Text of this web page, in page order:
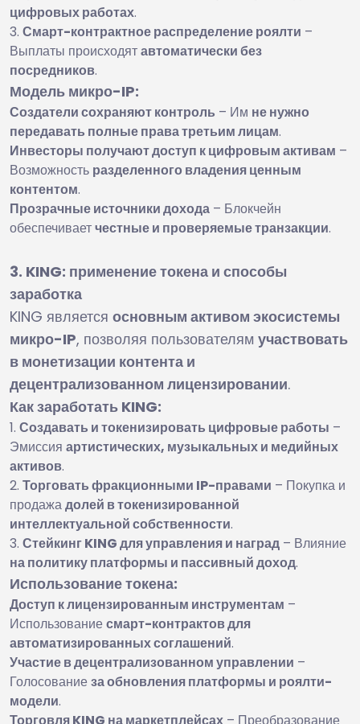
цифровых работах.
Смарт-контрактное распределение роялти –
Выплаты происходятавтоматически без
посредников.
Модель микро-IP:
Создатели сохраняют контроль – Им не нужно
передавать полные права третьим лицам.
Инвесторы получают доступ к цифровым активам –
Возможность разделенного владения ценным
контентом.
Прозрачные источники дохода – Блокчейн
обеспечиваетчестные и проверяемые транзакции.
3. KING: применение токена и способы
заработка
KING является основным активом экосистемы
микро-IP, позволяя пользователям участвовать
в монетизации контента и
децентрализованном лицензировании.
Как заработать KING:
Создавать и токенизировать цифровые работы –
Эмиссия артистических, музыкальных и медийных
активов.
Торговать фракционными IP-правами – Покупка и
продажадолей в токенизированной
интеллектуальной собственности.
Стейкинг KING для управления и наград – Влияние
на политику платформы и пассивный доход.
Использование токена:
Доступ к лицензированным инструментам –
Использованиесмарт-контрактов для
автоматизированных соглашений.
Участие в децентрализованном управлении –
Голосованиеза обновления платформы и роялти-
модели.
Торговля KING на маркетплейсах – Преобразование